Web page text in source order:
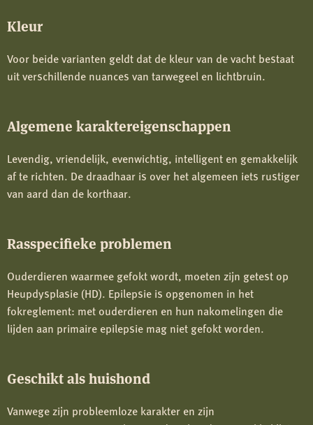
Kleur
Voor beide varianten geldt dat de kleur van de vacht bestaat
uit verschillende nuances van tarwegeel en lichtbruin.
Algemene karaktereigenschappen
Levendig, vriendelijk, evenwichtig, intelligent en gemakkelijk
af te richten. De draadhaar is over het algemeen iets rustiger
van aard dan de korthaar.
Rasspecifieke problemen
Ouderdieren waarmee gefokt wordt, moeten zijn getest op
Heupdysplasie (HD). Epilepsie is opgenomen in het
fokreglement: met ouderdieren en hun nakomelingen die
lijden aan primaire epilepsie mag niet gefokt worden.
Geschikt als huishond
Vanwege zijn probleemloze karakter en zijn